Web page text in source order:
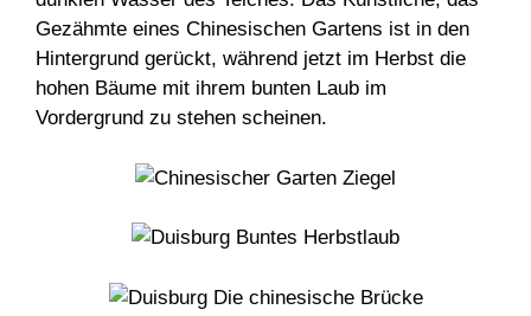
Gezähmte eines Chinesischen Gartens ist in den
Hintergrund gerückt, während jetzt im Herbst die
hohen Bäume mit ihrem bunten Laub im
Vordergrund zu stehen scheinen.